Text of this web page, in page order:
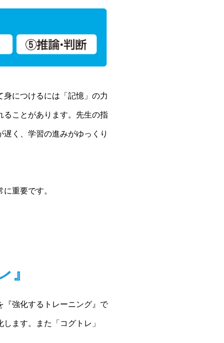
につけるには「記憶」の力
ることがあります。先生の指
く、学習の進みがゆっくり
重要です。
『強化するトレーニング』で
ます。また「コグトレ」